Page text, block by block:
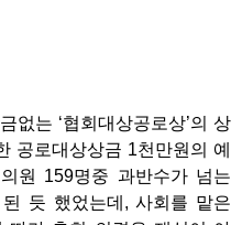
없는 ‘협회대상공로상’의 상
공로대상상금 1천만원의 예
원 159명중 과반수가 넘는
듯 했었는데, 사회를 맡은